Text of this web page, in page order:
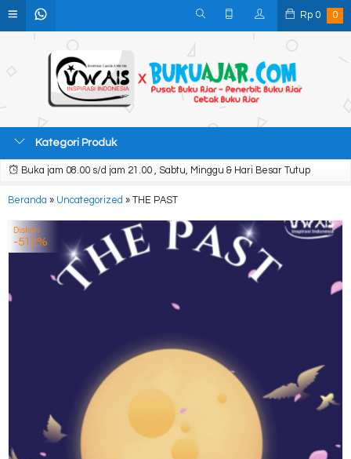
Rp 0 0
Kategori Produk
Buka jam 08.00 s/d jam 21.00 , Sabtu, Minggu & Hari Besar Tutup
Beranda » Uncategorized » THE PAST
Diskon
-512%